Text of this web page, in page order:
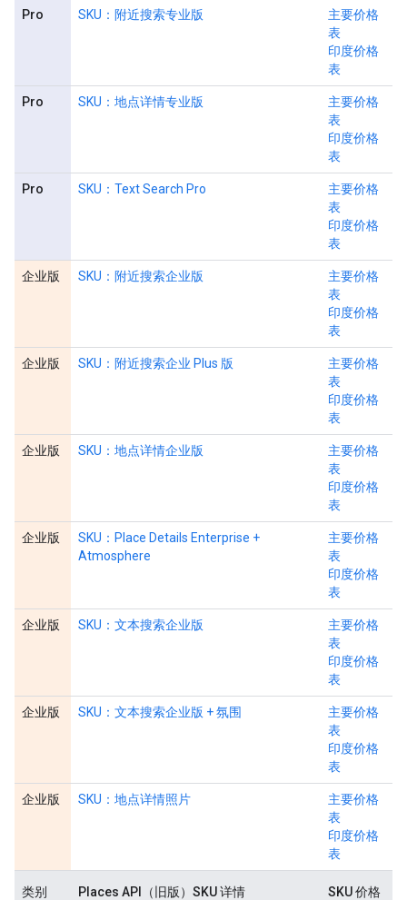
Pro SKU：附近搜索专业版
主要价格
表
印度价格
表
Pro SKU：地点详情专业版
主要价格
表
印度价格
表
Pro SKU：Text Search Pro
主要价格
表
印度价格
表
企业版 SKU：附近搜索企业版
主要价格
表
印度价格
表
企业版 SKU：附近搜索企业 Plus 版
主要价格
表
印度价格
表
企业版 SKU：地点详情企业版
主要价格
表
印度价格
表
企业版
SKU：Place Details Enterprise +
Atmosphere
主要价格
表
印度价格
表
企业版 SKU：文本搜索企业版
主要价格
表
印度价格
表
企业版 SKU：文本搜索企业版 + 氛围
主要价格
表
印度价格
表
企业版 SKU：地点详情照片
主要价格
表
印度价格
表
类别 Places API（旧版）SKU 详情 SKU 价格